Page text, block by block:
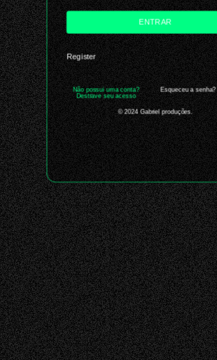
ENTRAR
Register
Não possui uma conta?
Destrave seu acesso
Esqueceu a senha?
© 2024 Gabriel produções.